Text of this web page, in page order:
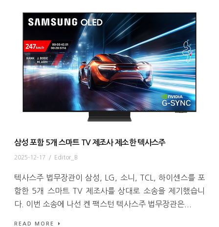
삼성 포함 5개 스마트 TV 제조사 제소한 텍사스주
2025-12-17 / Editor_B
텍사스주 법무장관이 삼성, LG, 소니, TCL, 하이센스를 포
함한 5개 스마트 TV 제조사를 상대로 소송을 제기했습니
다. 이번 소송에 나선 켄 팩스턴 텍사스주 법무장관은...
READ MORE